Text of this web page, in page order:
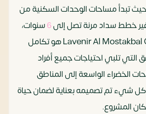
حيث تبدأ مساحات الوحدات السكنية من
خطط سداد مرنة تصل إلى6
سنوات،
ومن أبرز ما يميز Lavenir Al Mostakbal City هو تكامل
التي تلبي احتياجات جميع أفراد
الخضراء الواسعة إلى المناطق
كل شيء تم تصميمه بعناية لضمان حياة
المشروع.